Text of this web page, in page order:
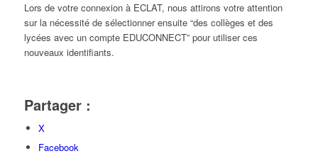
Lors de votre connexion à ECLAT, nous attirons votre attention
sur la nécessité de sélectionner ensuite “des collèges et des
lycées avec un compte EDUCONNECT” pour utiliser ces
nouveaux identifiants.
Partager :
X
Facebook